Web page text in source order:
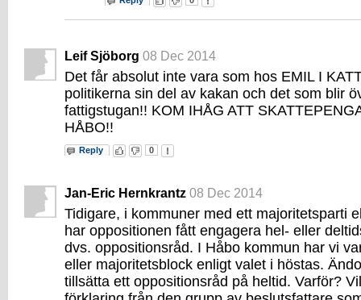
Leif Sjöborg 08 Dec 2014
Det får absolut inte vara som hos EMIL I
politikerna sin del av kakan och det som blir
fattigstugan!! KOM IHÅG ATT
HÅBO!!
Reply 0
Jan-Eric Hernkrantz 08 Dec 2014
Tidigare, i kommuner med ett majoritetsparti
har oppositionen fått engagera hel- eller
dvs. oppositionsråd. I Håbo kommun har vi
eller majoritetsblock enligt valet i höstas.
tillsätta ett oppositionsråd på heltid. Varför?